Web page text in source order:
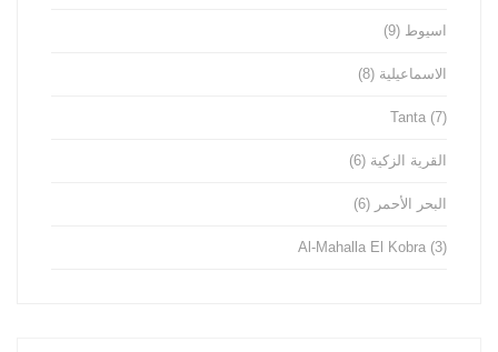
اسيوط (9)
الاسماعيلية (8)
Tanta (7)
القرية الزكية (6)
البحر الأحمر (6)
Al-Mahalla El Kobra (3)